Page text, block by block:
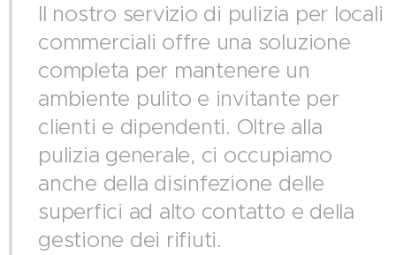
Il nostro servizio di pulizia per locali
commerciali offre una soluzione
completa per mantenere un
ambiente pulito e invitante per
clienti e dipendenti. Oltre alla
pulizia generale, ci occupiamo
anche della disinfezione delle
superfici ad alto contatto e della
gestione dei rifiuti.